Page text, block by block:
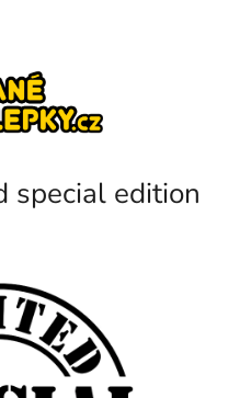
special edition